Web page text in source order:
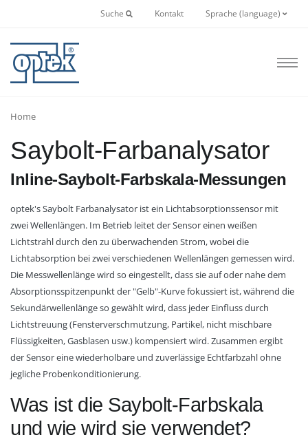
Suche Kontakt Sprache (language)
Home
Saybolt-Farbanalysator
Inline-Saybolt-Farbskala-Messungen
optek's Saybolt Farbanalysator ist ein Lichtabsorptionssensor mit
zwei Wellenlängen. Im Betrieb leitet der Sensor einen weißen
Lichtstrahl durch den zu überwachenden Strom, wobei die
Lichtabsorption bei zwei verschiedenen Wellenlängen gemessen wird.
Die Messwellenlänge wird so eingestellt, dass sie auf oder nahe dem
Absorptionsspitzenpunkt der "Gelb"-Kurve fokussiert ist, während die
Sekundärwellenlänge so gewählt wird, dass jeder Einfluss durch
Lichtstreuung (Fensterverschmutzung, Partikel, nicht mischbare
Flüssigkeiten, Gasblasen usw.) kompensiert wird. Zusammen ergibt
der Sensor eine wiederholbare und zuverlässige Echtfarbzahl ohne
jegliche Probenkonditionierung.
Was ist die Saybolt-Farbskala
und wie wird sie verwendet?